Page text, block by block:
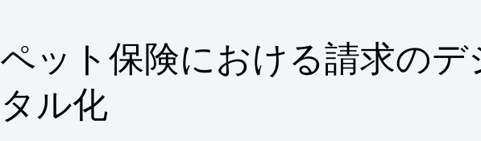
ペット保険における請求のデ
タル化